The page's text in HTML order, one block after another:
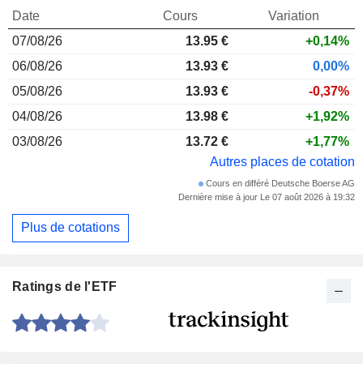
Date Cours
Variation
07/08/26
13.95 €
+0,14%
06/08/26
13.93 €
0,00%
05/08/26
13.93 €
-0,37%
04/08/26
13.98 €
+1,92%
03/08/26
13.72 €
+1,77%
Autres places de cotation
Cours en différé Deutsche Boerse AG
Dernière mise à jour Le 07 août 2026 à 19:32
Plus de cotations
Ratings de l'ETF